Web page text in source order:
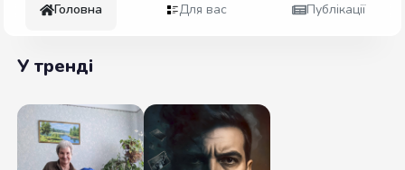
Головна Для вас Публікації
У тренді